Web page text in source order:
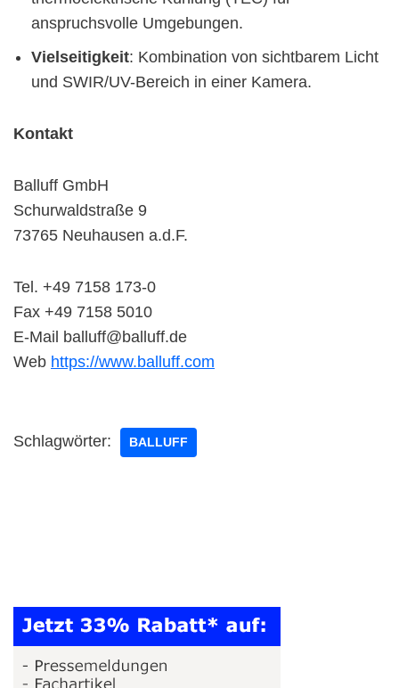
anspruchsvolle Umgebungen.
Vielseitigkeit: Kombination von sichtbarem Licht
und SWIR/UV-Bereich in einer Kamera.
Kontakt
Balluff GmbH
Schurwaldstraße 9
73765 Neuhausen a.d.F.
Tel. +49 7158 173-0
Fax +49 7158 5010
E-Mail balluff@balluff.de
Web https://www.balluff.com
Schlagwörter: BALLUFF